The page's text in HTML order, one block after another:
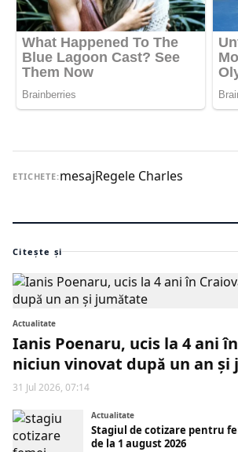
ETICHETE:mesajRegele Charles
Citește și
Actualitate
Ianis Poenaru, ucis la 4 ani
niciun vinovat după un an și
31 Jul 2026, 07:14
Actualitate
Stagiul de cotizare pentru
de la 1 august 2026